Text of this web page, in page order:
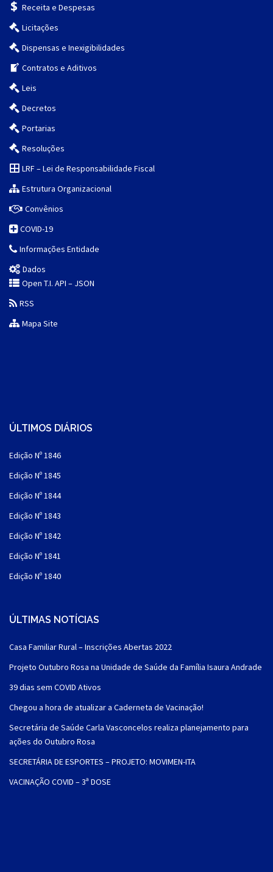
Receita e Despesas
Licitações
Dispensas e Inexigibilidades
Contratos e Aditivos
Leis
Decretos
Portarias
Resoluções
LRF – Lei de Responsabilidade Fiscal
Estrutura Organizacional
Convênios
COVID-19
Informações Entidade
Dados
Open T.I. API – JSON
RSS
Mapa Site
ÚLTIMOS DIÁRIOS
Edição Nº 1846
Edição Nº 1845
Edição Nº 1844
Edição Nº 1843
Edição Nº 1842
Edição Nº 1841
Edição Nº 1840
ÚLTIMAS NOTÍCIAS
Casa Familiar Rural – Inscrições Abertas 2022
Projeto Outubro Rosa na Unidade de Saúde da Família Isaura Andrade
39 dias sem COVID Ativos
Chegou a hora de atualizar a Caderneta de Vacinação!
Secretária de Saúde Carla Vasconcelos realiza planejamento para
ações do Outubro Rosa
SECRETÁRIA DE ESPORTES – PROJETO: MOVIMEN-ITA
VACINAÇÃO COVID – 3ª DOSE